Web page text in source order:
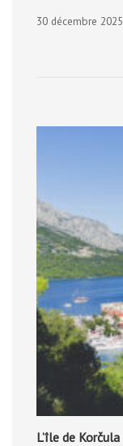
30 décembre 2025
L’île de Korčula